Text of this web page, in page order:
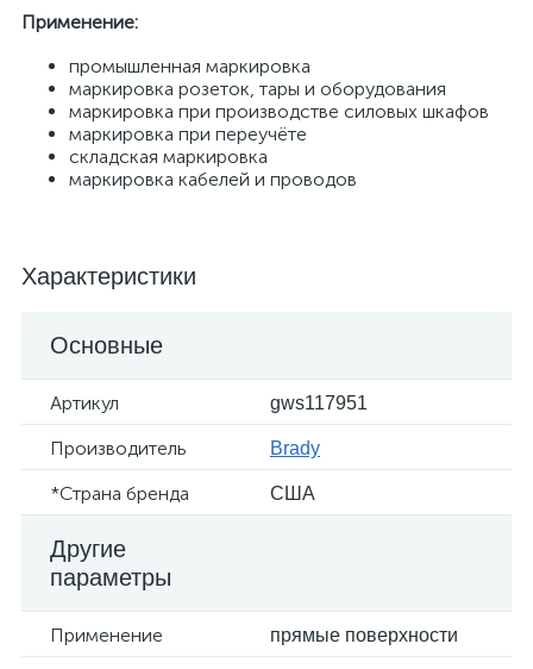
Применение:
промышленная маркировка
маркировка розеток, тары и оборудования
маркировка при производстве силовых шкафов
маркировка при переучёте
складская маркировка
маркировка кабелей и проводов
Характеристики
Основные
Артикул gws117951
Производитель Brady
*Страна бренда США
Другие
параметры
Применение прямые поверхности